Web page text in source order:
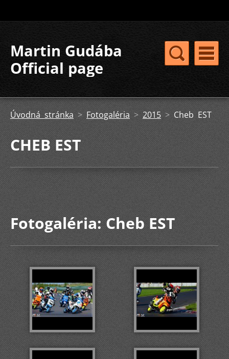
Martin Gudába
Official page
Úvodná stránka > Fotogaléria > 2015 > Cheb EST
CHEB EST
Fotogaléria: Cheb EST